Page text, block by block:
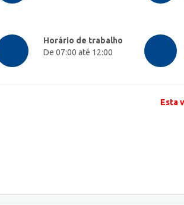
Horário de trabalho
De 07:00 até 12:00
Esta